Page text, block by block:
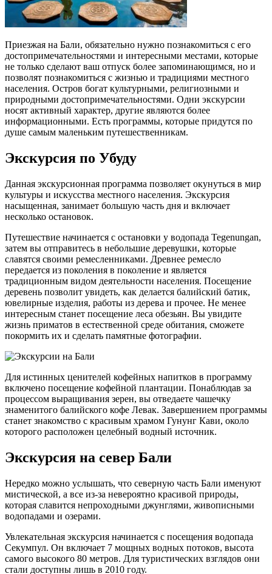
Приезжая на Бали, обязательно нужно познакомиться с его
достопримечательностями и интересными местами, которые
не только сделают ваш отпуск более запоминающимся, но и
позволят познакомиться с жизнью и традициями местного
населения. Остров богат культурными, религиозными и
природными достопримечательностями. Одни экскурсии
носят активный характер, другие являются более
информационными. Есть программы, которые придутся по
душе самым маленьким путешественникам.
Экскурсия по Убуду
Данная экскурсионная программа позволяет окунуться в мир
культуры и искусства местного населения. Экскурсия
насыщенная, занимает большую часть дня и включает
несколько остановок.
Путешествие начинается с остановки у водопада Tegenungan,
затем вы отправитесь в небольшие деревушки, которые
славятся своими ремесленниками. Древнее ремесло
передается из поколения в поколение и является
традиционным видом деятельности населения. Посещение
деревень позволит увидеть, как делается балийский батик,
ювелирные изделия, работы из дерева и прочее. Не менее
интересным станет посещение леса обезьян. Вы увидите
жизнь приматов в естественной среде обитания, сможете
покормить их и сделать памятные фотографии.
Для истинных ценителей кофейных напитков в программу
включено посещение кофейной плантации. Понаблюдав за
процессом выращивания зерен, вы отведаете чашечку
знаменитого балийского кофе Левак. Завершением программы
станет знакомство с красивым храмом Гунунг Кави, около
которого расположен целебный водный источник.
Экскурсия на север Бали
Нередко можно услышать, что северную часть Бали именуют
мистической, а все из-за невероятно красивой природы,
которая славится непроходными джунглями, живописными
водопадами и озерами.
Увлекательная экскурсия начинается с посещения водопада
Секумпул. Он включает 7 мощных водных потоков, высота
самого высокого 80 метров. Для туристических взглядов они
стали доступны лишь в 2010 году.